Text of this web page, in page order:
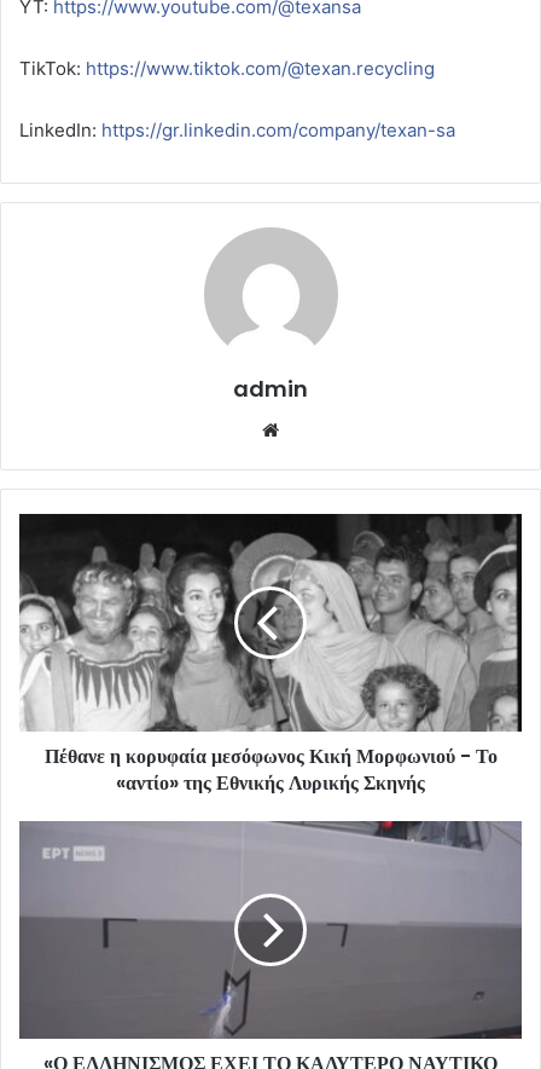
YT: https://www.youtube.com/@texansa
TikTok: https://www.tiktok.com/@texan.recycling
LinkedIn: https://gr.linkedin.com/company/texan-sa
admin
Πέθανε η κορυφαία μεσόφωνος Κική Μορφωνιού - Το
«αντίο» της Εθνικής Λυρικής Σκηνής